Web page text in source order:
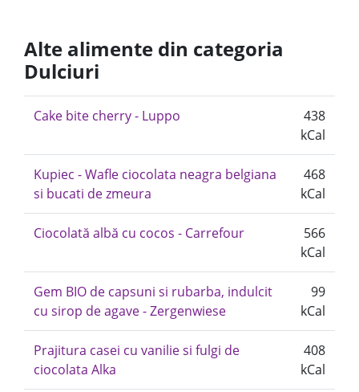
Alte alimente din categoria
Dulciuri
Cake bite cherry - Luppo
438
kCal
Kupiec - Wafle ciocolata neagra belgiana
si bucati de zmeura
468
kCal
Ciocolată albă cu cocos - Carrefour
566
kCal
Gem BIO de capsuni si rubarba, indulcit
cu sirop de agave - Zergenwiese
99
kCal
Prajitura casei cu vanilie si fulgi de
ciocolata Alka
408
kCal